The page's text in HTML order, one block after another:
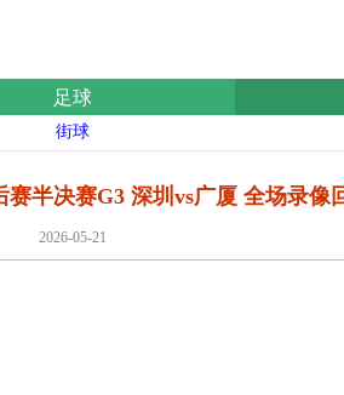
足球
街球
赛半决赛G3 深圳vs广厦 全场录像
2026-05-21